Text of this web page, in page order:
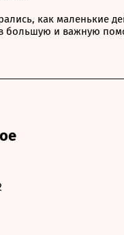
как маленькие
в большую и важную